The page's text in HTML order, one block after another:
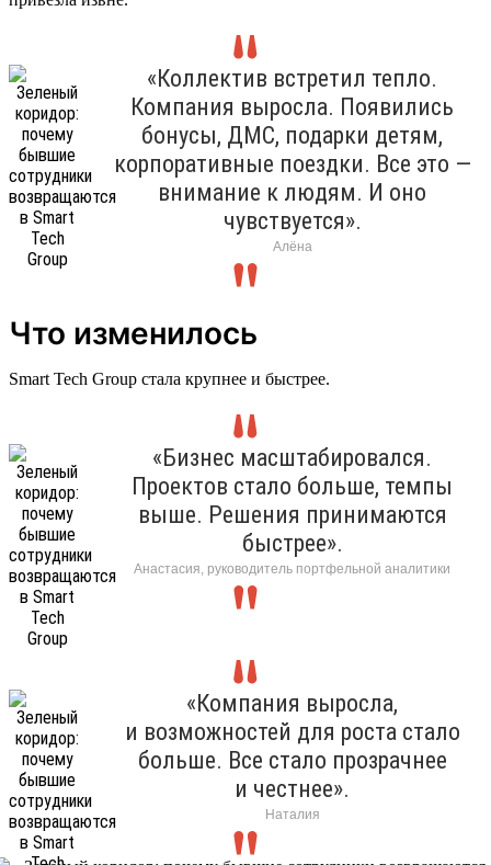
«Коллектив встретил тепло.
Компания выросла. Появились
бонусы, ДМС, подарки детям,
корпоративные поездки. Все это —
внимание к людям. И оно
чувствуется».
Алёна
Что изменилось
Smart Tech Group стала крупнее и быстрее.
«Бизнес масштабировался.
Проектов стало больше, темпы
выше. Решения принимаются
быстрее».
Анастасия, руководитель портфельной аналитики
«Компания выросла,
и возможностей для роста стало
больше. Все стало прозрачнее
и честнее».
Наталия